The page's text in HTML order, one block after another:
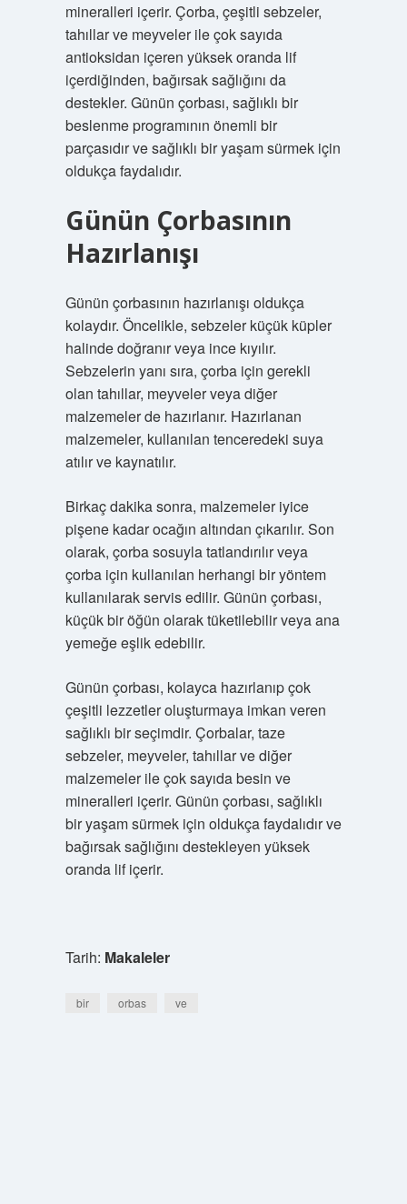
mineralleri içerir. Çorba, çeşitli sebzeler,
tahıllar ve meyveler ile çok sayıda
antioksidan içeren yüksek oranda lif
içerdiğinden, bağırsak sağlığını da
destekler. Günün çorbası, sağlıklı bir
beslenme programının önemli bir
parçasıdır ve sağlıklı bir yaşam sürmek için
oldukça faydalıdır.
Günün Çorbasının
Hazırlanışı
Günün çorbasının hazırlanışı oldukça
kolaydır. Öncelikle, sebzeler küçük küpler
halinde doğranır veya ince kıyılır.
Sebzelerin yanı sıra, çorba için gerekli
olan tahıllar, meyveler veya diğer
malzemeler de hazırlanır. Hazırlanan
malzemeler, kullanılan tenceredeki suya
atılır ve kaynatılır.
Birkaç dakika sonra, malzemeler iyice
pişene kadar ocağın altından çıkarılır. Son
olarak, çorba sosuyla tatlandırılır veya
çorba için kullanılan herhangi bir yöntem
kullanılarak servis edilir. Günün çorbası,
küçük bir öğün olarak tüketilebilir veya ana
yemeğe eşlik edebilir.
Günün çorbası, kolayca hazırlanıp çok
çeşitli lezzetler oluşturmaya imkan veren
sağlıklı bir seçimdir. Çorbalar, taze
sebzeler, meyveler, tahıllar ve diğer
malzemeler ile çok sayıda besin ve
mineralleri içerir. Günün çorbası, sağlıklı
bir yaşam sürmek için oldukça faydalıdır ve
bağırsak sağlığını destekleyen yüksek
oranda lif içerir.
Tarih: Makaleler
bir orbas ve